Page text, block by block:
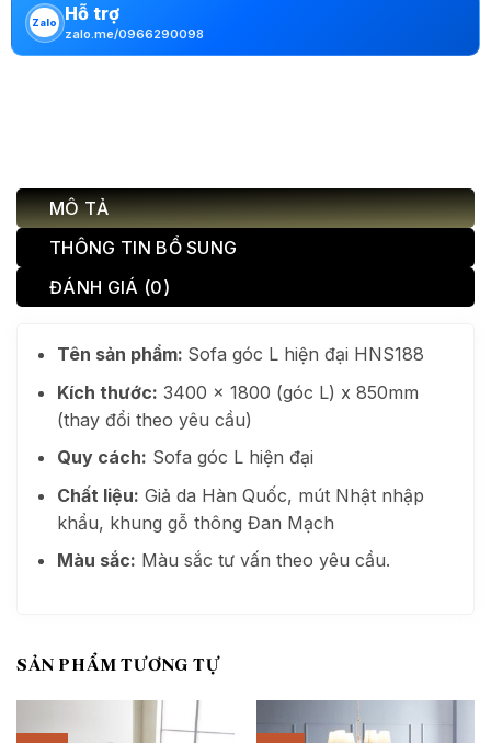
Zalo Hỗ trợ
zalo.me/0966290098
MÔ TẢ
THÔNG TIN BỔ SUNG
ĐÁNH GIÁ (0)
Tên sản phẩm: Sofa góc L hiện đại HNS188
Kích thước: 3400 x 1800 (góc L) x 850mm
(thay đổi theo yêu cầu)
Quy cách: Sofa góc L hiện đại
Chất liệu: Giả da Hàn Quốc, mút Nhật nhập
khẩu, khung gỗ thông Đan Mạch
Màu sắc: Màu sắc tư vấn theo yêu cầu.
SẢN PHẨM TƯƠNG TỰ